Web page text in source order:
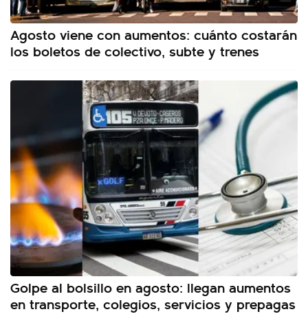
Agosto viene con aumentos: cuánto costarán
los boletos de colectivo, subte y trenes
Golpe al bolsillo en agosto: llegan aumentos
en transporte, colegios, servicios y prepagas